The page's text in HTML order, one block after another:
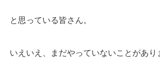
と思っている皆さん。
いえいえ、まだやっていないことがあり